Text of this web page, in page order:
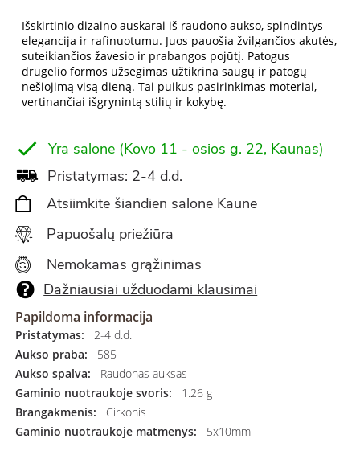
Išskirtinio dizaino auskarai iš raudono aukso, spindintys
elegancija ir rafinuotumu. Juos pauošia žvilgančios akutės,
suteikiančios žavesio ir prabangos pojūtį. Patogus
drugelio formos užsegimas užtikrina saugų ir patogų
nešiojimą visą dieną. Tai puikus pasirinkimas moteriai,
vertinančiai išgrynintą stilių ir kokybę.
Yra salone (Kovo 11 - osios g. 22, Kaunas)
Pristatymas: 2-4 d.d.
Atsiimkite šiandien salone Kaune
Papuošalų priežiūra
Nemokamas grąžinimas
Dažniausiai užduodami klausimai
Papildoma informacija
Pristatymas:
2-4 d.d.
Aukso praba:
585
Aukso spalva:
Raudonas auksas
Gaminio nuotraukoje svoris:
1.26 g
Brangakmenis:
Cirkonis
Gaminio nuotraukoje matmenys:
5x10mm